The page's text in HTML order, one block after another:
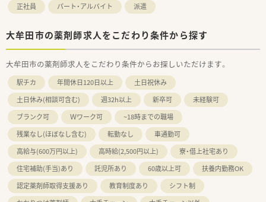
正社員 パート・アルバイト 派遣
大牟田市の薬剤師求人をこだわり条件から探す
大牟田市の薬剤師求人をこだわり条件からお探しいただけます。
駅チカ 年間休日120日以上
土日祝休み
土日休み(相談可含む)
週32h以上 新卒可
未経験可
ブランク可
Ｗワーク可
~18時までの職場
残業なし(ほぼなし含む)
転勤なし
車通勤可
高給与(600万円以上)
高時給(2,500円以上)
寮・借上社宅あり
住宅補助(手当)あり
託児所あり 60歳以上可
扶養内勤務OK
認定薬剤師取得支援あり
教育制度あり
シフト制